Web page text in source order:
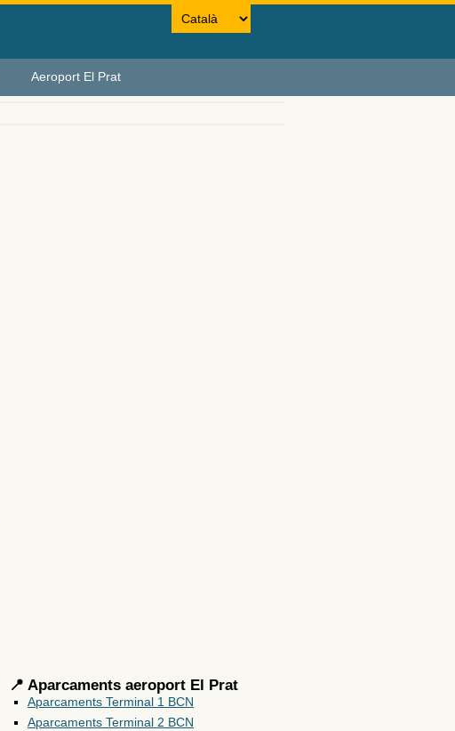
Aeroport El Prat
📍 Aparcaments aeroport El Prat
Aparcaments Terminal 1 BCN
Aparcaments Terminal 2 BCN